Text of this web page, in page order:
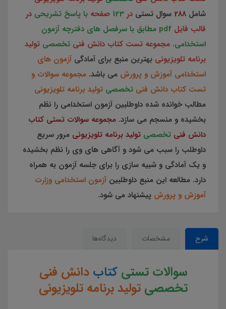
شامل 288 سوال تستی در 123 صفحه با پاسخ تشریحی در
قالب فایل
pdf مطابق با سرفصل های دفترچه آزمون
استخدامی. مجموعه تست کتاب دانش فنی تخصصی تولید
برنامه تلویزیونی بهترین منبع برای آمادگی آزمون های
استخدامی آموزش و پرورش می باشد. مجموعه سوالات و
تست کتاب دانش فنی تخصصی تولید برنامه تلویزیونی
مطالب خوانده شده داوطلبین آزمون استخدامی را نظم
بخشیده و منسجم می سازد. مجموعه سوالات تستی کتاب
دانش فنی تخصصی تولید برنامه تلویزیونی مرور سریع
داوطلب را سبب می شود و آگاهی های وی را نظم بخشیده
و یک آمادگی و شبیه سازی را برای جلسه آزمون به همراه
دارد. مطالعه این منبع داوطلبین آزمون استخدامی وزارت
آموزش و پرورش پیشنهاد می شود.
شرح مشخصات دیدگاه‌ها
سوالات تستی کتابدانش فنی
تخصصیتولید برنامه تلویزیونی